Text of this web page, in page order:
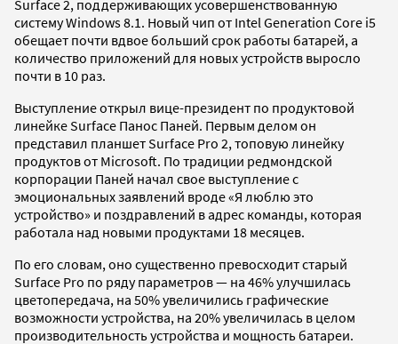
Surface 2, поддерживающих усовершенствованную
систему Windows 8.1. Новый чип от Intel Generation Core i5
обещает почти вдвое больший срок работы батарей, а
количество приложений для новых устройств выросло
почти в 10 раз.
Выступление открыл вице-президент по продуктовой
линейке Surface Панос Паней. Первым делом он
представил планшет Surface Pro 2, топовую линейку
продуктов от Microsoft. По традиции редмондской
корпорации Паней начал свое выступление с
эмоциональных заявлений вроде «Я люблю это
устройство» и поздравлений в адрес команды, которая
работала над новыми продуктами 18 месяцев.
По его словам, оно существенно превосходит старый
Surface Pro по ряду параметров — на 46% улучшилась
цветопередача, на 50% увеличились графические
возможности устройства, на 20% увеличилась в целом
производительность устройства и мощность батареи.